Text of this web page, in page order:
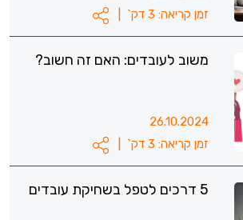
זמן קריאה: 3 דק`
משוב לעובדים: האם זה חשוב?
26.10.2024
זמן קריאה: 3 דק`
5 דרכים לטפל בשחיקת עובדים